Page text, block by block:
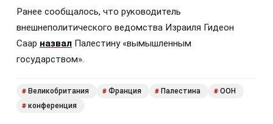
Ранее сообщалось, что руководитель
внешнеполитического ведомства Израиля Гидеон
Саар назвал Палестину «вымышленным
государством».
# Великобритания # Франция # Палестина # ООН
# конференция